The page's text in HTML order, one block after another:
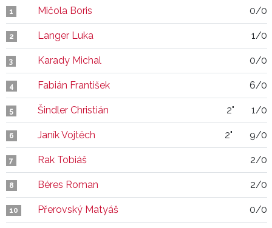
1 Mičola Boris 0/0
2 Langer Luka 1/0
3 Karady Michal 0/0
4 Fabián František 6/0
5 Šindler Christián 2" 1/0
6 Janík Vojtěch 2" 9/0
7 Rak Tobiáš 2/0
8 Béres Roman 2/0
10 Přerovský Matyáš 0/0